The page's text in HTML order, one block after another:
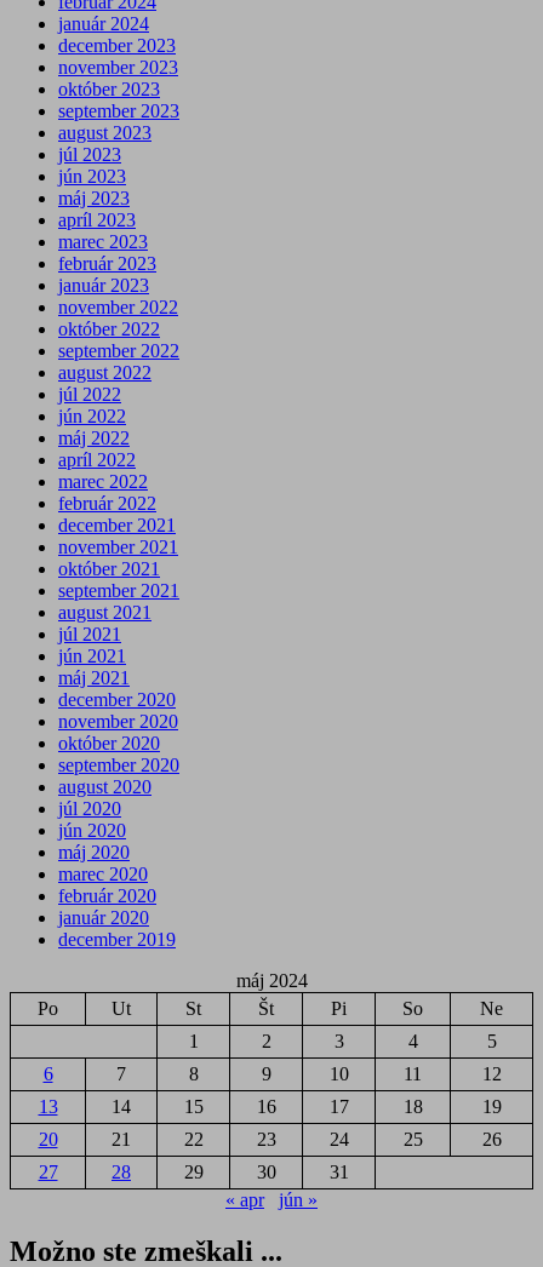
január 2024
december 2023
november 2023
október 2023
september 2023
august 2023
júl 2023
jún 2023
máj 2023
apríl 2023
marec 2023
február 2023
január 2023
november 2022
október 2022
september 2022
august 2022
júl 2022
jún 2022
máj 2022
apríl 2022
marec 2022
február 2022
december 2021
november 2021
október 2021
september 2021
august 2021
júl 2021
jún 2021
máj 2021
december 2020
november 2020
október 2020
september 2020
august 2020
júl 2020
jún 2020
máj 2020
marec 2020
február 2020
január 2020
december 2019
máj 2024
Po
Ut St Št Pi So
Ne
1
2 3 4
5
6
7 8 9 10 11
12
13
14 15 16 17 18
19
20
21 22 23 24 25
26
27
28 29 30
31
« apr
jún »
Možno ste zmeškali ...